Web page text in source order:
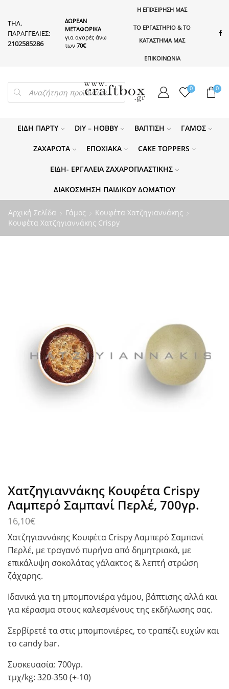
ΤΗΛ.
ΠΑΡΑΓΓΕΛΙΕΣ:
2102585286
ΔΩΡΕΑΝ
ΜΕΤΑΦΟΡΙΚΑ
για αγορές άνω
των 70€
Η ΕΠΙΧΕΙΡΗΣΗ ΜΑΣ
ΤΟ ΕΡΓΑΣΤΗΡΙΟ & ΤΟ
ΚΑΤΑΣΤΗΜΑ ΜΑΣ
ΕΠΙΚΟΙΝΩΝΙΑ
PRODUCTS
SEARCH 0 0
ΕΊΔΗ ΠΆΡΤΥ DIY – HOBBY ΒΆΠΤΙΣΗ ΓΆΜΟΣ
ΖΑΧΑΡΩΤΆ ΕΠΟΧΙΑΚΆ CAKE TOPPERS
ΕΊΔΗ- ΕΡΓΑΛΕΊΑ ΖΑΧΑΡΟΠΛΑΣΤΙΚΉΣ
ΔΙΑΚΌΣΜΗΣΗ ΠΑΙΔΙΚΟΎ ΔΩΜΑΤΊΟΥ
Αρχική Σελίδα Γάμος
Κουφέτα Χατζηγιαννάκης
Κουφέτα Χατζηγιαννάκης Crispy
Χατζηγιαννάκης Κουφέτα Crispy
Λαμπερό Σαμπανί Περλέ, 700γρ.
16,10€
Χατζηγιαννάκης Κουφέτα Crispy Λαμπερό Σαμπανί
Περλέ, με τραγανό πυρήνα από δημητριακά, με
επικάλυψη σοκολάτας γάλακτος & λεπτή στρώση
ζάχαρης.
Ιδανικά για τη μπομπονιέρα γάμου, βάπτισης αλλά και
για κέρασμα στους καλεσμένους της εκδήλωσης σας.
Σερβίρετέ τα στις μπομπονιέρες, το τραπέζι ευχών και
το candy bar.
Συσκευασία: 700γρ.
τμχ/kg: 320-350 (+-10)